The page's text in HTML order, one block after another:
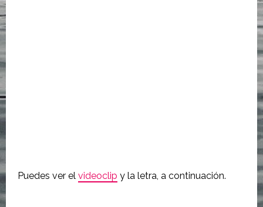
Puedes ver el videoclip y la letra, a continuación.